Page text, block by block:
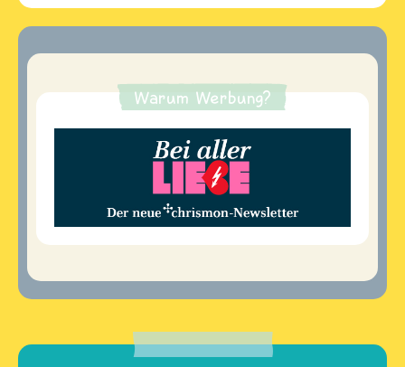
Warum Werbung?